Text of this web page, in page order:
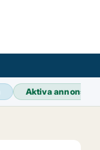
Aktiva annonser